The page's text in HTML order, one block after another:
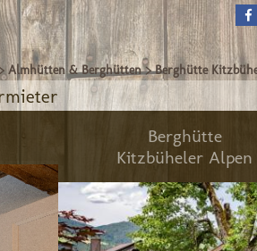
Almhütten & Berghütten >Berghütte
Berghütte
Kitzbüheler Alpen